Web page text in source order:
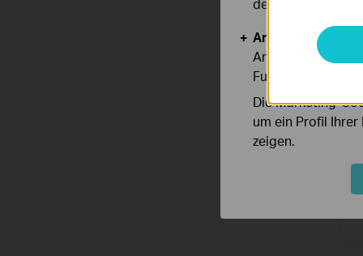
Analyse- und
Analyse-Cookies
Funktionsweise
Die Marketing-
um ein Profil
zeigen.